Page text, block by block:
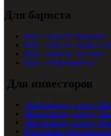
Для бариста
Курс «Бариста базовый»
Курс «Бариста
Курс «Бариста эксперт»
Курс «Шеф-бариста»
Для инвесторов
«Кофейня под ключ».
«Кофейня под ключ».
«Кофейня под ключ».
Программа «Открыть